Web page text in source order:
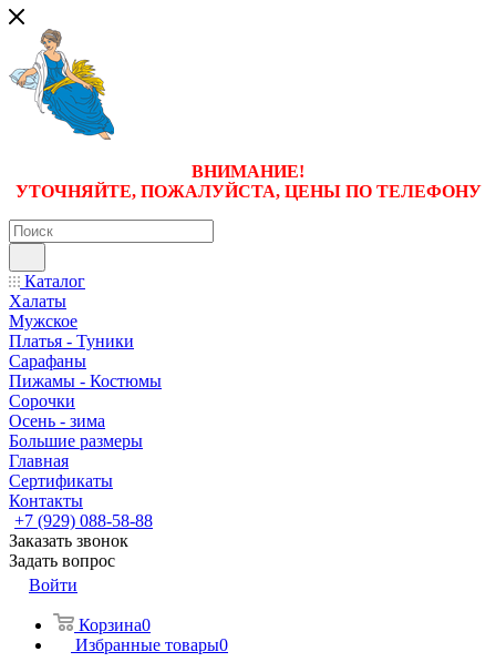
ВНИМАНИЕ!
УТОЧНЯЙТЕ, ПОЖАЛУЙСТА, ЦЕНЫ ПО ТЕЛЕФОНУ
Каталог
Халаты
Мужское
Платья - Туники
Сарафаны
Пижамы - Костюмы
Сорочки
Oсень - зима
Большие размеры
Главная
Сертификаты
Контакты
+7 (929) 088-58-88
Заказать звонок
Задать вопрос
Войти
Корзина0
Избранные товары0